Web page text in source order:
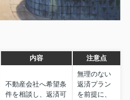
内容 注意点
不動産会社へ希望条
件を相談し、返済可
無理のない
返済プラン
を前提に、